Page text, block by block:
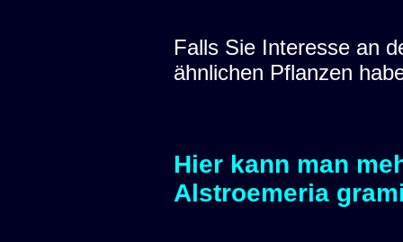
Falls Sie Interesse an
ähnlichen Pflanzen
Hier kann man
Alstroemeria